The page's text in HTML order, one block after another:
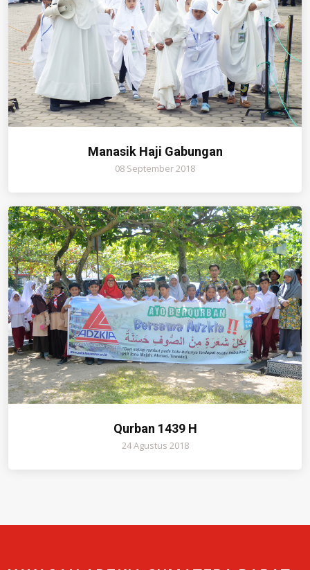
Manasik Haji Gabungan
08 September 2018
Qurban 1439 H
24 Agustus 2018